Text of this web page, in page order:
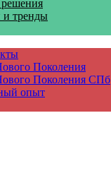
решения
тренды
Поколения
Поколения СПб
опыт